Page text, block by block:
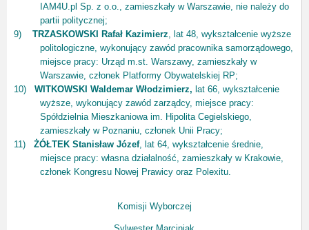
IAM4U.pl Sp. z o.o., zamieszkały w Warszawie, nie należy do
partii politycznej;
9)
TRZASKOWSKI Rafał Kazimierz, lat 48, wykształcenie wyższe
politologiczne, wykonujący zawód pracownika samorządowego,
miejsce pracy: Urząd m.st. Warszawy, zamieszkały w
Warszawie, członek Platformy Obywatelskiej RP;
10)
WITKOWSKI Waldemar Włodzimierz, lat 66, wykształcenie
wyższe, wykonujący zawód zarządcy, miejsce pracy:
Spółdzielnia Mieszkaniowa im. Hipolita Cegielskiego,
zamieszkały w Poznaniu, członek Unii Pracy;
11)
ŻÓŁTEK Stanisław Józef, lat 64, wykształcenie średnie,
miejsce pracy: własna działalność, zamieszkały w Krakowie,
członek Kongresu Nowej Prawicy oraz Polexitu.
Komisji Wyborczej